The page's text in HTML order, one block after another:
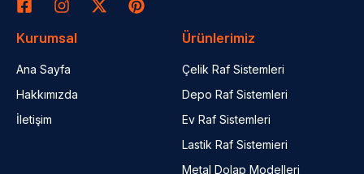
Kurumsal
Ana Sayfa
Hakkımızda
İletişim
Ürünlerimiz
Çelik Raf Sistemleri
Depo Raf Sistemleri
Ev Raf Sistemleri
Lastik Raf Sistemieri
Metal Dolap Modelleri